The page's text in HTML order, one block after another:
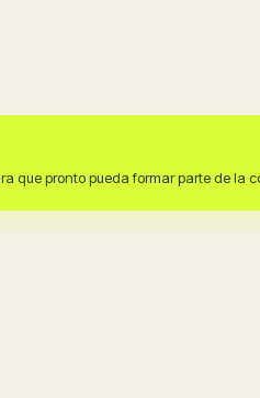
que pronto pueda formar parte de la